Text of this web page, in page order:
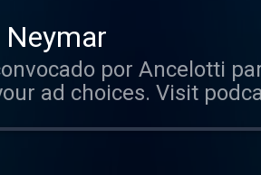
Neymar
por Ancelotti
ad choices. Visit